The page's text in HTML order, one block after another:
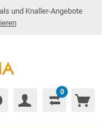
und Knaller-Angebote
0